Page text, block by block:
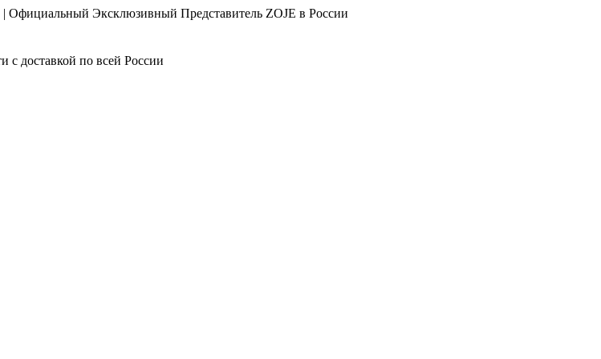
Официальный Эксклюзивный Представитель ZOJE в России
с доставкой по всей России